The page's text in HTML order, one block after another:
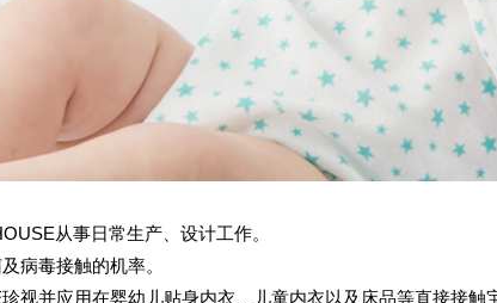
从事日常生产、设计工作。
病毒接触的机率。
视并应用在婴幼儿贴身内衣、儿童内衣以及床品等直接接触